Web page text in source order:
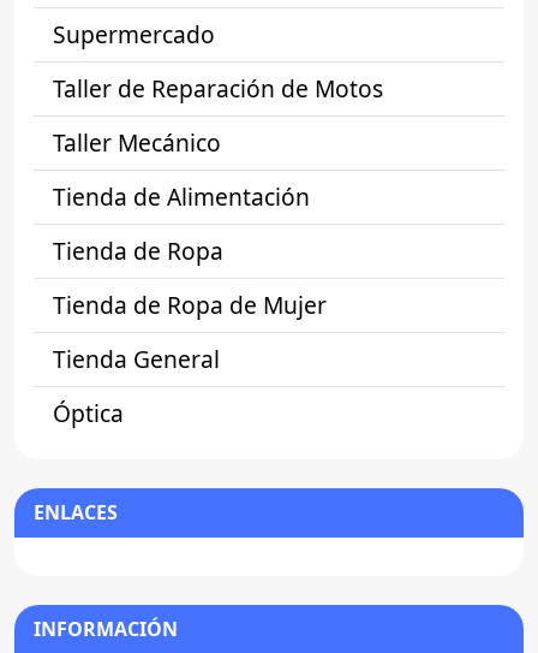
Supermercado
Taller de Reparación de Motos
Taller Mecánico
Tienda de Alimentación
Tienda de Ropa
Tienda de Ropa de Mujer
Tienda General
Óptica
ENLACES
INFORMACIÓN